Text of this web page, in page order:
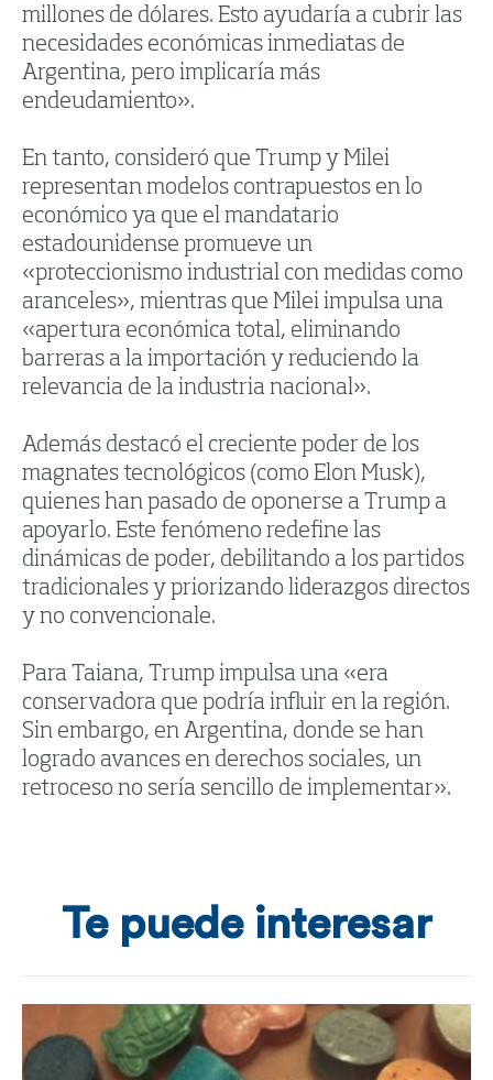
millones de dólares. Esto ayudaría a cubrir las
necesidades económicas inmediatas de
Argentina, pero implicaría más
endeudamiento».
En tanto, consideró que Trump y Milei
representan modelos contrapuestos en lo
económico ya que el mandatario
estadounidense promueve un
«proteccionismo industrial con medidas como
aranceles», mientras que Milei impulsa una
«apertura económica total, eliminando
barreras a la importación y reduciendo la
relevancia de la industria nacional».
Además destacó el creciente poder de los
magnates tecnológicos (como Elon Musk),
quienes han pasado de oponerse a Trump a
apoyarlo. Este fenómeno redefine las
dinámicas de poder, debilitando a los partidos
tradicionales y priorizando liderazgos directos
y no convencionale.
Para Taiana, Trump impulsa una «era
conservadora que podría influir en la región.
Sin embargo, en Argentina, donde se han
logrado avances en derechos sociales, un
retroceso no sería sencillo de implementar».
Te puede interesar